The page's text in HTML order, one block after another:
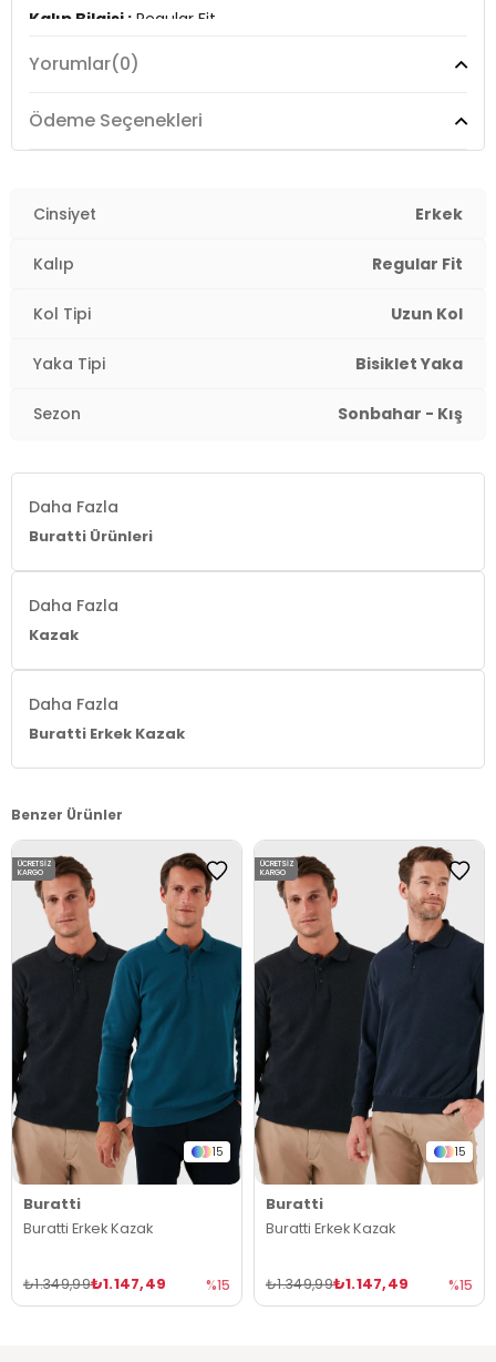
Kalıp Bilgisi : Regular Fit
Manken Ölçüsü :
Yorumlar(0)
Ödeme Seçenekleri
Cinsiyet Erkek
Kalıp Regular Fit
Kol Tipi Uzun Kol
Yaka Tipi Bisiklet Yaka
Sezon Sonbahar - Kış
Daha Fazla
Buratti Ürünleri
Daha Fazla
Kazak
Daha Fazla
Buratti Erkek Kazak
Benzer Ürünler
15
Buratti
Buratti Erkek Kazak
₺1.147,49
₺1.349,99 %15
ÜCRETSIZ
KARGO
15
Buratti
Buratti Erkek Kazak
₺1.147,49
₺1.349,99 %15
ÜCRETSIZ
KARGO